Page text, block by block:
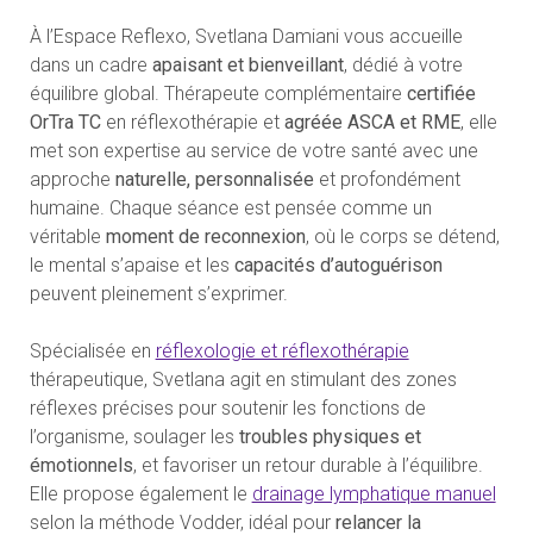
À l’Espace Reflexo, Svetlana Damiani vous accueille
dans un cadre apaisant et bienveillant, dédié à votre
équilibre global. Thérapeute complémentaire certifiée
OrTra TCen réflexothérapie et agréée ASCA et RME, elle
met son expertise au service de votre santé avec une
approche naturelle, personnalisée et profondément
humaine. Chaque séance est pensée comme un
véritable moment de reconnexion, où le corps se détend,
le mental s’apaise et les capacités d’autoguérison
peuvent pleinement s’exprimer.
Spécialisée en réflexologie et réflexothérapie
thérapeutique, Svetlana agit en stimulant des zones
réflexes précises pour soutenir les fonctions de
l’organisme, soulager les troubles physiques et
émotionnels, et favoriser un retour durable à l’équilibre.
Elle propose également le drainage lymphatique manuel
selon la méthode Vodder, idéal pourrelancer la